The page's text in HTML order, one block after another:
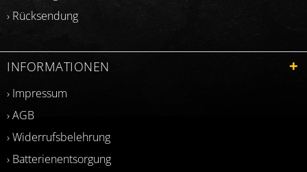
› Rücksendung
INFORMATIONEN
› Impressum
› AGB
› Widerrufsbelehrung
› Batterienentsorgung